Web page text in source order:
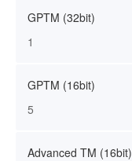
GPTM (32bit)
1
GPTM (16bit)
5
Advanced TM (16bit)